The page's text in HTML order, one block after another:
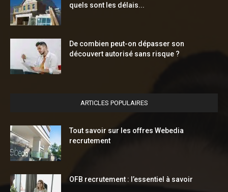
quels sont les délais...
De combien peut-on dépasser son
découvert autorisé sans risque ?
ARTICLES POPULAIRES
Tout savoir sur les offres Webedia
recrutement
OFB recrutement : l’essentiel à savoir